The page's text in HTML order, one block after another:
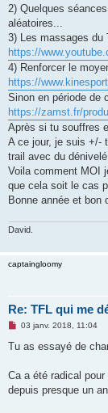
2) Quelques
aléatoires...
3) Les massages du
https://
4) Renforcer le
https://
Sinon en période de
https://zamst.fr/
Après si tu souffres
A ce jour, je suis +/-
trail avec du
Voila comment MOI
que cela soit le cas
Bonne année et bon
David.
captaingloomy
Re: TFL qui me
M
s
g
n
03 janv. 2018, 11:04
Tu as essayé de
Ca a été radical
depuis presque un an.